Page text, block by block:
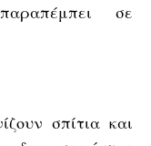
σε
σπίτια και